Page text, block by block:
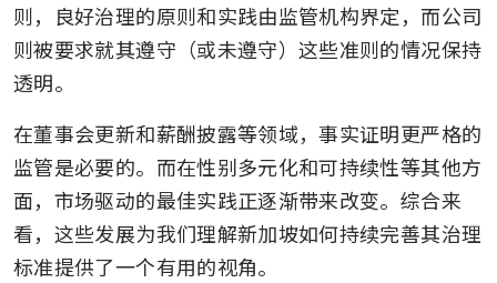
则，良好治理的原则和实践由监管机构界定，而公司
则被要求就其遵守（或未遵守）这些准则的情况保持
透明。
在董事会更新和薪酬披露等领域，事实证明更严格的
监管是必要的。而在性别多元化和可持续性等其他方
面，市场驱动的最佳实践正逐渐带来改变。综合来
看，这些发展为我们理解新加坡如何持续完善其治理
标准提供了一个有用的视角。